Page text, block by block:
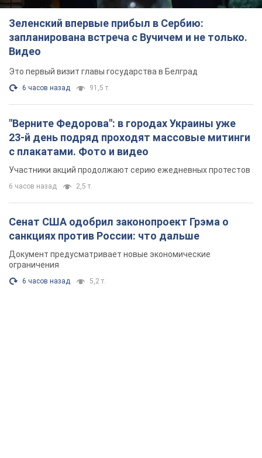
Зеленский впервые прибыл в Сербию:
запланирована встреча с Вучичем и не только.
Видео
Это первый визит главы государства в Белград
6 часов назад 91,5 т.
"Верните Федорова": в городах Украины уже
23-й день подряд проходят массовые митинги
с плакатами. Фото и видео
Участники акций продолжают серию ежедневных протестов
6 часов назад 2,5 т.
Сенат США одобрил законопроект Грэма о
санкциях против России: что дальше
Документ предусматривает новые экономические
ограничения
6 часов назад 5,2 т.